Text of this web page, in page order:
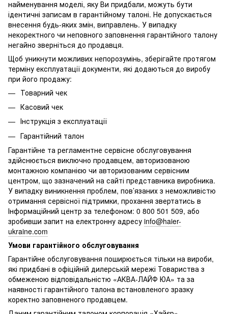
найменування моделі, яку Ви придбали, можуть бути
ідентичні записам в гарантійному талоні. Не допускається
внесення будь-яких змін, виправлень. У випадку
некоректного чи неповного заповнення гарантійного талону
негайно зверніться до продавця.
Щоб уникнути можливих непорозумінь, зберігайте протягом
терміну експлуатації документи, які додаються до виробу
при його продажу:
Товарний чек
Касовий чек
Інструкція з експлуатації
Гарантійний талон
Гарантійне та регламентне сервісне обслуговування
здійснюється виключно продавцем, авторизованою
монтажною компанією чи авторизованим сервісним
центром, що зазначений на сайті представника виробника.
У випадку виникнення проблем, пов’язаних з неможливістю
отримання сервісної підтримки, прохання звертатись в
Інформаційний центр за телефоном: 0 800 501 509, або
зробивши запит на електронну адресу info@haier-
ukraine.com
Умови гарантійного обслуговування
Гарантійне обслуговування поширюється тільки на вироби,
які придбані в офіційній дилерській мережі Товариства з
обмеженою відповідальністю «АКВА-ЛАЙФ ЮА» та за
наявності гарантійного талона встановленого зразку
коректно заповненого продавцем.